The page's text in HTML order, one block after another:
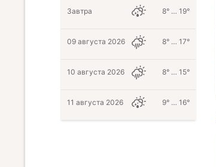
Завтра 8° … 19°
09 августа 2026 8° … 17°
10 августа 2026 8° … 15°
11 августа 2026 9° … 16°